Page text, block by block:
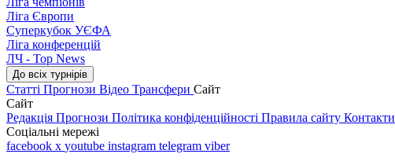
Ліга Європи
Суперкубок УЄФА
Ліга конференцій
ЛЧ - Top News
До всіх турнірів
Статті Прогнози Відео Трансфери Сайт
Сайт
Редакція Прогнози Політика конфіденційності Правила сайту Контакти
Соціальні мережі
facebook x youtube instagram telegram viber